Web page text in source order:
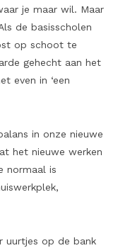
je maar wil. Maar
de basisscholen
op schoot te
gehecht aan het
even in ‘een
in onze nieuwe
het nieuwe werken
normaal is
uurtjes op de bank